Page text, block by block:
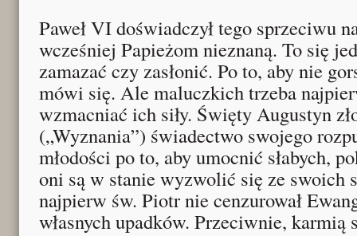
Paweł VI doświadczył tego sprzeciwu
wcześniej Papieżom nieznaną. To się
zamazać czy zasłonić. Po to, aby nie
mówi się. Ale maluczkich trzeba
wzmacniać ich siły. Święty Augustyn
(„Wyznania”) świadectwo swojego
młodości po to, aby umocnić słabych,
oni są w stanie wyzwolić się ze swoich
najpierw św. Piotr nie cenzurował
własnych upadków. Przeciwnie, karmią